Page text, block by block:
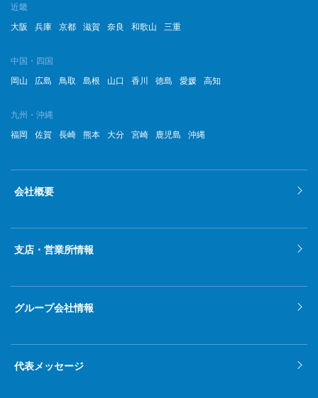
近畿
大阪
兵庫 京都 滋賀 奈良 和歌山 三重
中国・四国
岡山
広島 鳥取 島根 山口 香川 徳島 愛媛 高知
九州・沖縄
福岡
佐賀 長崎 熊本 大分 宮崎 鹿児島 沖縄
会社概要
支店・営業所情報
グループ会社情報
代表メッセージ